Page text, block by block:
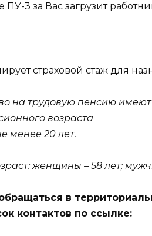
3 за Вас загрузит
страховой стаж для
на трудовую пенсию
возраста
менее 20 лет.
женщины – 58 лет;
в
контактов по ссылке: